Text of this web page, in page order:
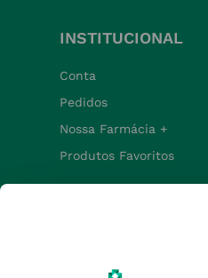
INSTITUCIONAL
Conta
Pedidos
Nossa Farmácia +
Produtos Favoritos